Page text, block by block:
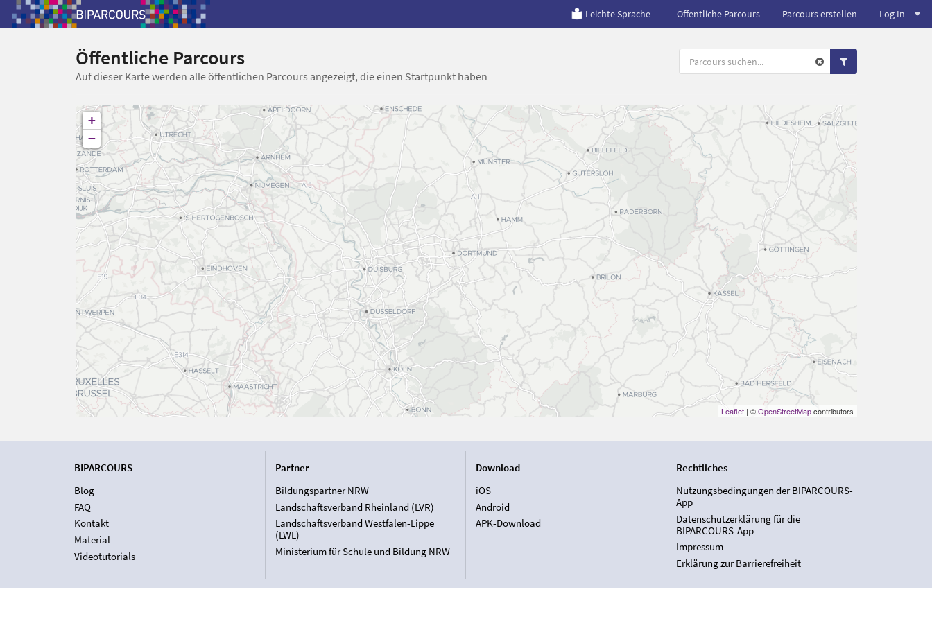
Leichte Sprache Öffentliche Parcours Parcours erstellen Log In
Öffentliche Parcours
Auf dieser Karte werden alle öffentlichen Parcours angezeigt, die einen Startpunkt haben
+
−
Leaflet| ©OpenStreetMapcontributors
BIPARCOURS
Blog
FAQ
Kontakt
Material
Videotutorials
Partner
Bildungspartner NRW
Landschaftsverband Rheinland (LVR)
Landschaftsverband Westfalen-Lippe
(LWL)
Ministerium für Schule und Bildung NRW
Download
iOS
Android
APK-Download
Rechtliches
Nutzungsbedingungen der BIPARCOURS-
App
Datenschutzerklärung für die
BIPARCOURS-App
Impressum
Erklärung zur Barrierefreiheit